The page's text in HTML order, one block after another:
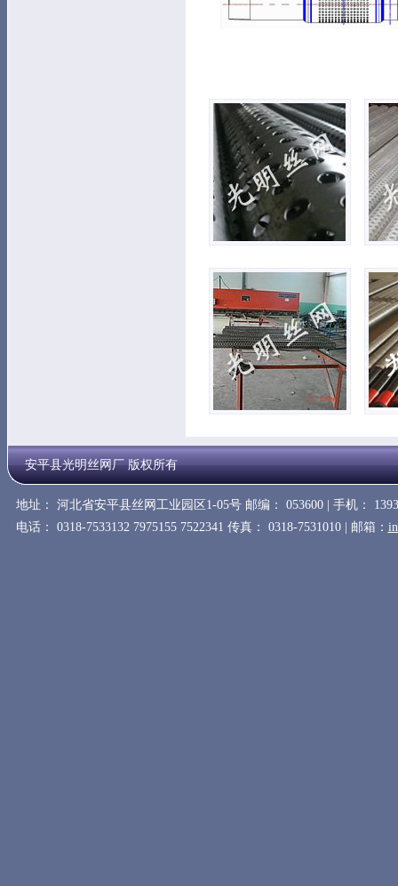
安平县光明丝网厂 版权所有
地址： 河北省安平县丝网工业园区1-05号 邮编： 053600 | 手机：
电话： 0318-7533132 7975155 7522341 传真： 0318-7531010 | 邮箱：